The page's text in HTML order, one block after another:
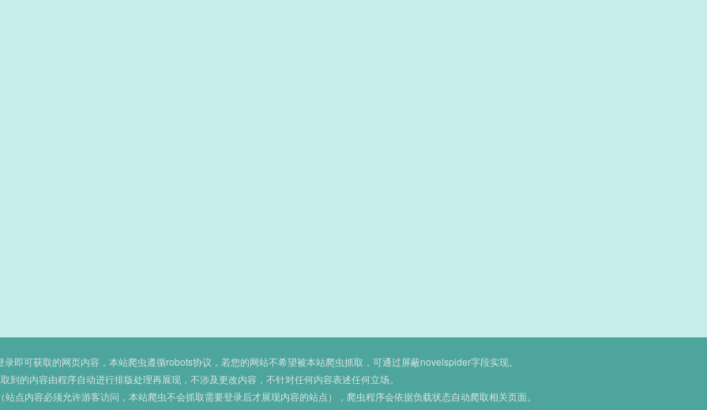
即可获取的网页内容，本站爬虫遵循robots协议，若您的网站不希望被本站爬虫抓取，可通过屏蔽novelspider字段实现。
到的内容由程序自动进行排版处理再展现，不涉及更改内容，不针对任何内容表述任何立场。
点内容必须允许游客访问，本站爬虫不会抓取需要登录后才展现内容的站点），爬虫程序会依据负载状态自动爬取相关页面。